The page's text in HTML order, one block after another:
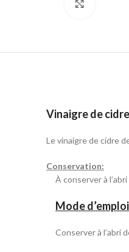
Vinaigre de
Le vinaigre de cidre
Conservation:
À conserver à
Mode d’emploi
Conserver à l’abri